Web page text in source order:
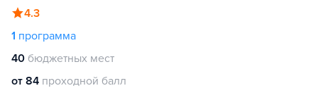
4.3
1 программа
40 бюджетных мест
от 84 проходной балл